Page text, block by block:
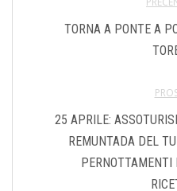
TORNA A PONTE A
25 APRILE:
REMUNTADA DEL